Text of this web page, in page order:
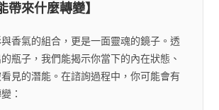
帶來什麼轉變】
香氣的組合，更是一面靈魂的鏡子。透
瓶子，我們能揭示你當下的內在狀態、
見的潛能。在諮詢過程中，你可能會有
：